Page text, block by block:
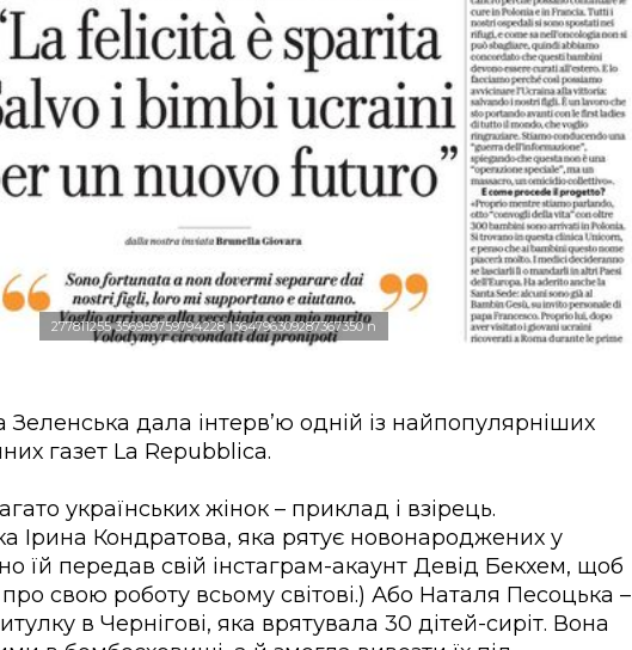
277811255 356959759794228 1364796309287367350 n
дала інтерв’ю одній із найпопулярніших
газет La Repubblica.
українських жінок – приклад і взірець.
Ірина Кондратова, яка рятує новонароджених у
їй передав свій інстаграм-акаунт Девід Бекхем, щоб
свою роботу всьому світові.) Або Наталя Песоцька –
в Чернігові, яка врятувала 30 дітей-сиріт. Вона